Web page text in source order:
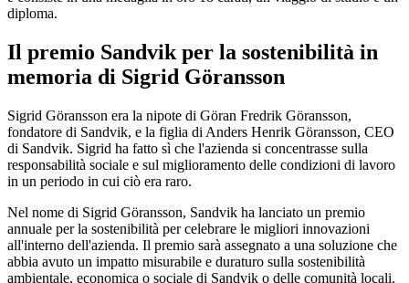
diploma.
Il premio Sandvik per la sostenibilità in
memoria di Sigrid Göransson
Sigrid Göransson era la nipote di Göran Fredrik Göransson,
fondatore di Sandvik, e la figlia di Anders Henrik Göransson, CEO
di Sandvik. Sigrid ha fatto sì che l'azienda si concentrasse sulla
responsabilità sociale e sul miglioramento delle condizioni di lavoro
in un periodo in cui ciò era raro.
Nel nome di Sigrid Göransson, Sandvik ha lanciato un premio
annuale per la sostenibilità per celebrare le migliori innovazioni
all'interno dell'azienda. Il premio sarà assegnato a una soluzione che
abbia avuto un impatto misurabile e duraturo sulla sostenibilità
ambientale, economica o sociale di Sandvik o delle comunità locali.